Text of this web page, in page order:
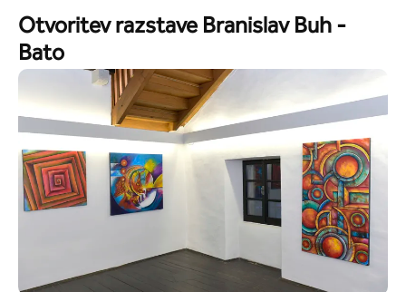
Otvoritev razstave Branislav Buh -
Bato